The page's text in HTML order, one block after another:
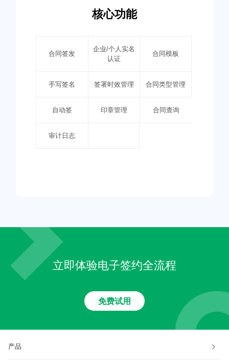
核心功能
合同签发
企业/个人实名
认证
合同模板
手写签名 签署时效管理 合同类型管理
自动签 印章管理 合同查询
审计日志
立即体验电子签约全流程
免费试用
产品